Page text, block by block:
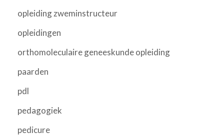
opleiding zweminstructeur
opleidingen
orthomoleculaire geneeskunde opleiding
paarden
pdl
pedagogiek
pedicure